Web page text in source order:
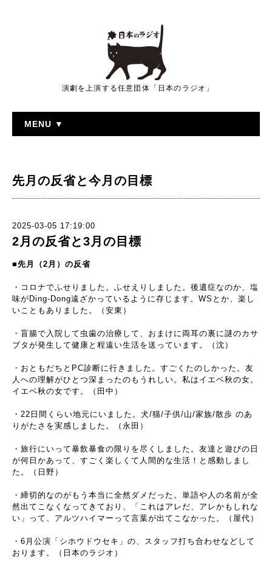
演劇を上演する任意団体「日本のラジオ」
MENU ▼
先月の反省と今月の目標
2025-03-05 17:19:00
2月の反省と3月の目標
■先月（2月）の反省
・コロナでふせりました。ふせえりしました。後遺症なのか、塩
味がDing-Dong遠ざかっているように存じます。WSとか、楽し
いこともありました。（安東）
・盲腸で入院して虫歯の治療して、おまけに両耳の裏に謎のカサ
ブタが発生して健康と程遠い生活を送っています。（沈）
・おともだちとPC診断に行きました。すごくたのしかった。友
人への理解がひとつ深まったのもうれしい。私はイエベ秋の女。
イエベ秋の女です。（田中）
・22日間くらい地元にいました。犬/猫/子供/山/家族/散歩 のあ
りがたさを実感しました。（永田）
・旅行にいって暴飲暴食の限りを尽くしました。友達と遊びの日
が何日かあって、すごく楽しくて人間的な生活！と感動しまし
た。（日野）
・締切的なのがもう本当に全然ダメだった。単語や人の名前が全
然出てこなくなってきており、「これはアレだ、アレかもしれな
い」って、アルツハイマーって言葉が出てこなかった。（屋代）
・6月公演「シホウドウセキ」の、スタッフ打ち合わせなどして
おります。（日本のラジオ）